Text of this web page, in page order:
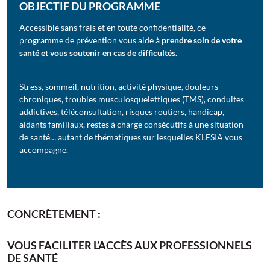
OBJECTIF DU PROGRAMME
Accessible sans frais et en toute confidentialité, ce
programme de prévention vous aide à prendre soin de votre
santé et vous soutenir en cas de difficultés.
Stress, sommeil, nutrition, activité physique, douleurs
chroniques, troubles musculosquelettiques (TMS), conduites
addictives, téléconsultation, risques routiers, handicap,
aidants familiaux, restes à charge consécutifs à une situation
de santé… autant de thématiques sur lesquelles KLESIA vous
accompagne.
CONCRÈTEMENT :
VOUS FACILITER L’ACCÈS AUX PROFESSIONNELS
DE SANTÉ